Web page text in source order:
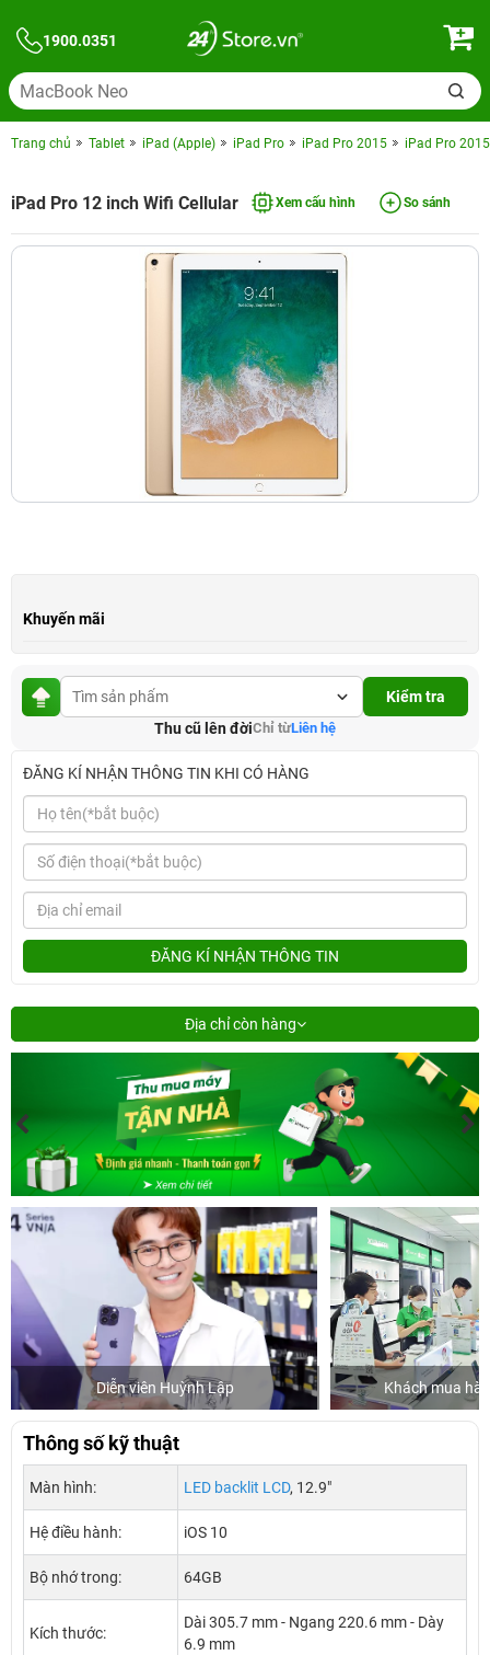
1900.0351
Trang chủ Tablet iPad (Apple) iPad Pro iPad Pro 2015 iPad Pro
iPad Pro 12 inch Wifi Cellular Xem cấu hình So sánh
Khuyến mãi
Kiểm tra
Thu cũ lên đờiChỉ từLiên hệ
ĐĂNG KÍ NHẬN THÔNG TIN KHI CÓ HÀNG
ĐĂNG KÍ NHẬN THÔNG TIN
Địa chỉ còn hàng
viên Huỳnh Lập Khách mua hàng tại 24hStore
Thông số kỹ thuật
Màn hình: LED backlit LCD, 12.9"
Hệ điều hành: iOS 10
Bộ nhớ trong: 64GB
Kích thước:
Dài 305.7 mm - Ngang 220.6 mm - Dày
6.9 mm